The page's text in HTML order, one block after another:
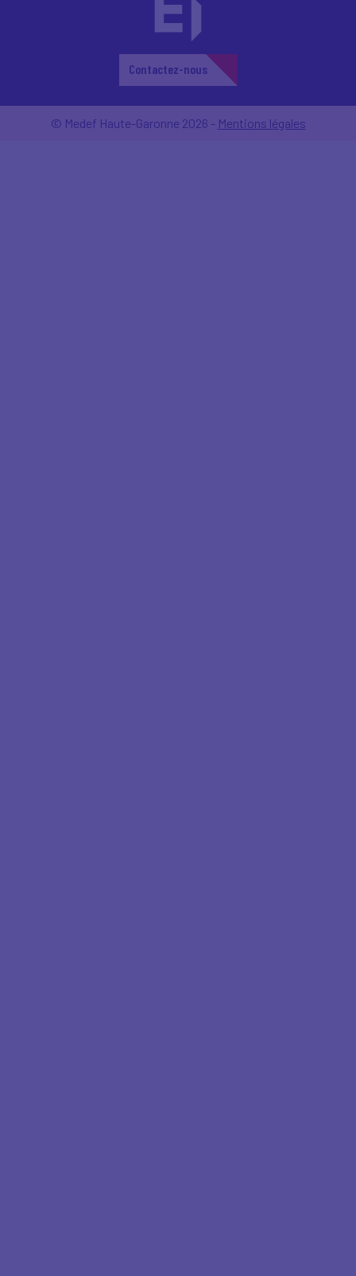
Contactez-nous
© Medef Haute-Garonne 2026 - Mentions légales